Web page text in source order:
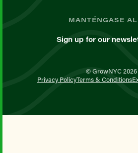
MANTÉNGASE
Sign up for our
© GrowNYC 2026
Privacy PolicyTerms & Conditions